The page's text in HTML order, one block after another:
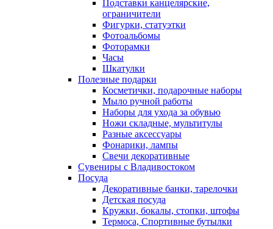
Подставки канцелярские,
ограничители
Фигурки, статуэтки
Фотоальбомы
Фоторамки
Часы
Шкатулки
Полезные подарки
Косметички, подарочные наборы
Мыло ручной работы
Наборы для ухода за обувью
Ножи складные, мультитулы
Разные аксессуары
Фонарики, лампы
Свечи декоративные
Сувениры с Владивостоком
Посуда
Декоративные банки, тарелочки
Детская посуда
Кружки, бокалы, стопки, штофы
Термоса, Спортивные бутылки